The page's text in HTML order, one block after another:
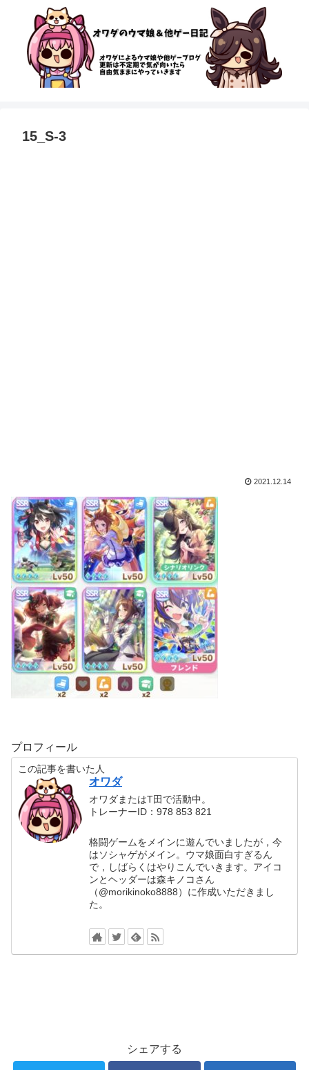
15_S-3
2021.12.14
プロフィール
この記事を書いた人
オワダ
オワダまたはT田で活動中。
トレーナーID：978 853 821
格闘ゲームをメインに遊んでいましたが，今
はソシャゲがメイン。ウマ娘面白すぎるん
で，しばらくはやりこんでいきます。アイコ
ンとヘッダーは森キノコさん
（@morikinoko8888）に作成いただきまし
た。
シェアする